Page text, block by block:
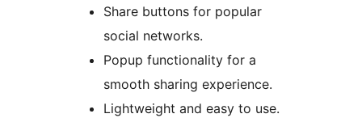
Share buttons for popular
social networks.
Popup functionality for a
smooth sharing experience.
Lightweight and easy to use.